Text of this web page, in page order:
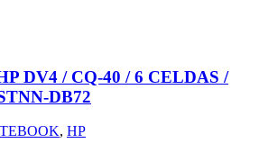
DV4 / CQ-40 / 6 CELDAS /
DB72
, HP